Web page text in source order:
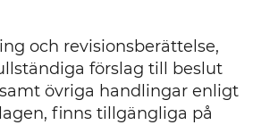
och revisionsberättelse,
förslag till beslut
övriga handlingar enligt
finns tillgängliga på